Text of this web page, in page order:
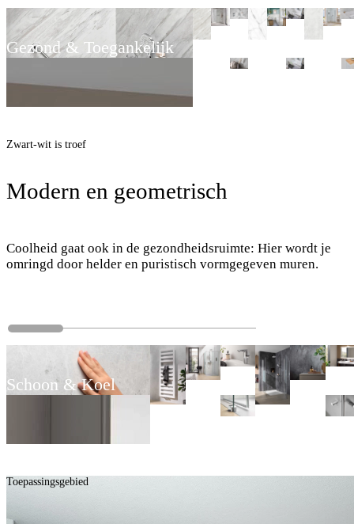
Gezond & Toegankelijk
Zwart-wit is troef
Modern en geometrisch
Coolheid gaat ook in de gezondheidsruimte: Hier wordt je
omringd door helder en puristisch vormgegeven muren.
Schoon & Koel
Toepassingsgebied